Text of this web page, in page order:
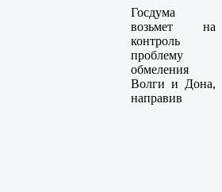
Госдума
возьмет на
контроль
проблему
обмеления
Волги и Дона,
направив